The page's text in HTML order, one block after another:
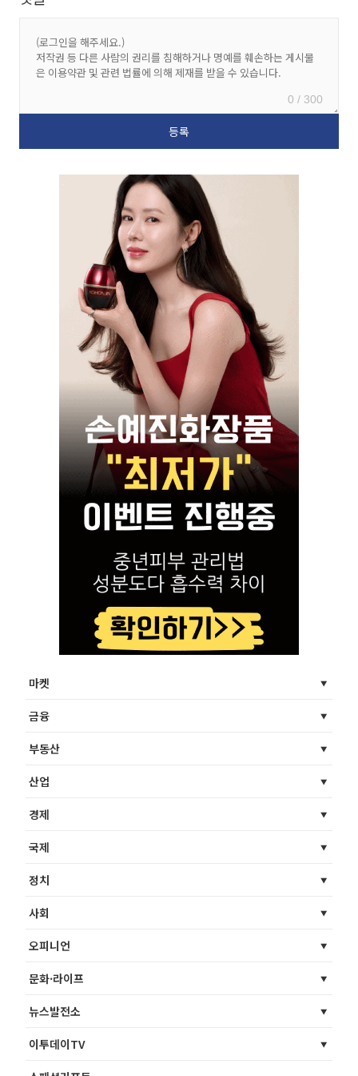
0 / 300
마켓
금융
부동산
산업
경제
국제
정치
사회
오피니언
문화·라이프
뉴스발전소
이투데이TV